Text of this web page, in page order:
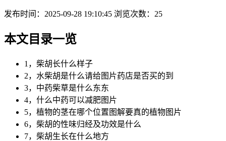
发布时间：2025-09-28 19:10:45 浏览次数： 25
本文目录一览
1，柴胡长什么样子
2，水柴胡是什么请给图片药店是否买的到
3，中药柴草是什么东东
4，什么中药可以减肥图片
5，植物的茎在哪个位置图解要真的植物图片
6，柴胡的性味归经及功效是什么
7，柴胡生长在什么地方